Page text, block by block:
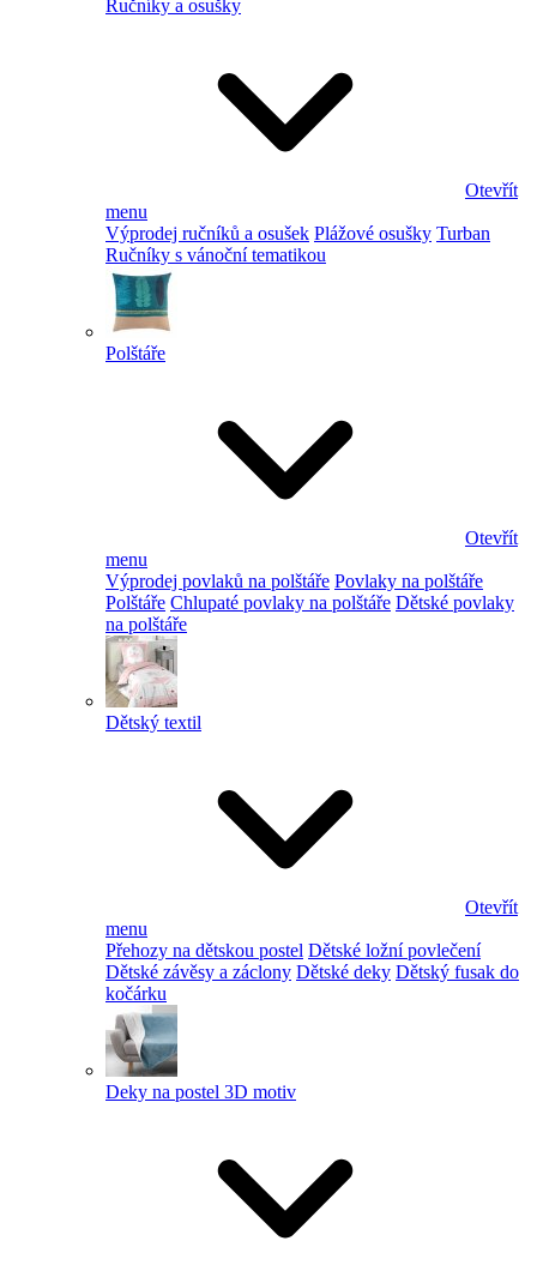
Ručníky a osušky
Otevřít
menu
Výprodej ručníků a osušek Plážové osušky Turban
Ručníky s vánoční tematikou
Polštáře
Otevřít
menu
Výprodej povlaků na polštáře Povlaky na polštáře
Polštáře Chlupaté povlaky na polštáře Dětské povlaky
na polštáře
Dětský textil
Otevřít
menu
Přehozy na dětskou postel Dětské ložní povlečení
Dětské závěsy a záclony Dětské deky Dětský fusak do
kočárku
Deky na postel 3D motiv